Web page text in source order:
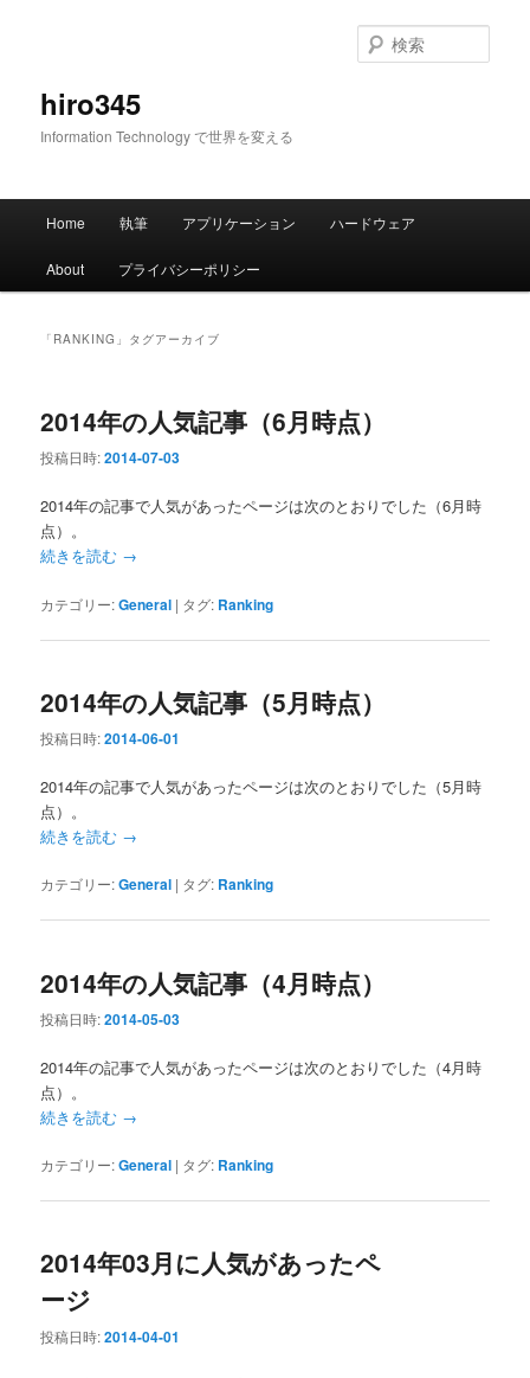
hiro345
Information Technology で世界を変える
索
メ
Home 執筆 アプリケーション ハードウェア
About プライバシーポリシー
「 RANKING 」タグアーカイブ
2014年の人気記事（6月時点）
投稿日時:2014-07-03
2014年の記事で人気があったページは次のとおりでした（6月時
点）。
続きを読む →
カテゴリー:General | タグ: Ranking
2014年の人気記事（5月時点）
投稿日時:2014-06-01
2014年の記事で人気があったページは次のとおりでした（5月時
点）。
続きを読む →
カテゴリー:General | タグ: Ranking
2014年の人気記事（4月時点）
投稿日時:2014-05-03
2014年の記事で人気があったページは次のとおりでした（4月時
点）。
続きを読む →
カテゴリー:General | タグ: Ranking
2014年03月に人気があったペ
ージ
投稿日時:2014-04-01